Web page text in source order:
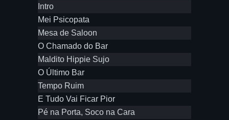
Intro
Mei Psicopata
Mesa de Saloon
O Chamado do Bar
Maldito Hippie Sujo
O Último Bar
Tempo Ruim
E Tudo Vai Ficar Pior
Pé na Porta, Soco na Cara